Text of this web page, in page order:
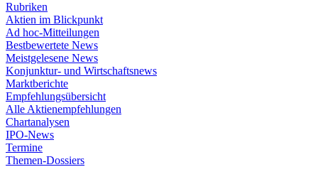
Rubriken
Aktien im Blickpunkt
Ad hoc-Mitteilungen
Bestbewertete News
Meistgelesene News
Konjunktur- und Wirtschaftsnews
Marktberichte
Empfehlungsübersicht
Alle Aktienempfehlungen
Chartanalysen
IPO-News
Termine
Themen-Dossiers